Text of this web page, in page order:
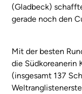
(Gladbeck)
gerade noch den
Mit der besten
die Südkoreanerin
(insgesamt 137